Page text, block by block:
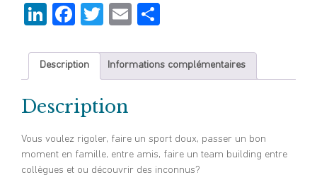
Rire
Li
ke
n
F
e
o
k
T
tt
er
E
ai
l
ta
g
Description Informations complémentaires
Description
Vous voulez rigoler, faire un sport doux, passer un bon
moment en famille, entre amis, faire un team building entre
collègues et ou découvrir des inconnus?